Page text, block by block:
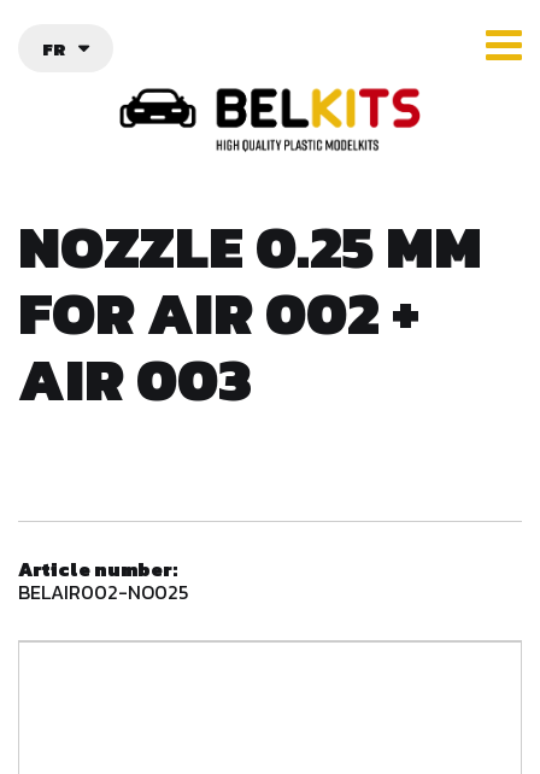
FR
NOZZLE 0.25 MM
FOR AIR 002 +
AIR 003
Article number:
BELAIR002-NO025